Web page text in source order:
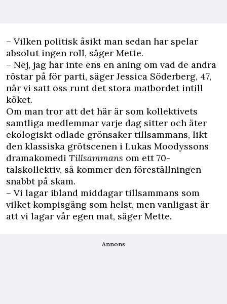
– Vilken politisk åsikt man sedan har spelar
absolut ingen roll, säger Mette.
– Nej, jag har inte ens en aning om vad de andra
röstar på för parti, säger Jessica Söderberg, 47,
när vi satt oss runt det stora matbordet intill
köket.
Om man tror att det här är som kollektivets
samtliga medlemmar varje dag sitter och äter
ekologiskt odlade grönsaker tillsammans, likt
den klassiska grötscenen i Lukas Moodyssons
dramakomedi Tillsammans om ett 70-
talskollektiv, så kommer den föreställningen
snabbt på skam.
– Vi lagar ibland middagar tillsammans som
vilket kompisgäng som helst, men vanligast är
att vi lagar vår egen mat, säger Mette.
Annons